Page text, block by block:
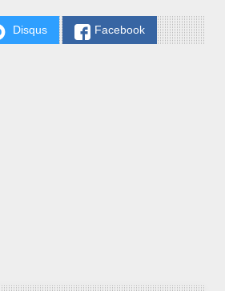
Disqus Facebook